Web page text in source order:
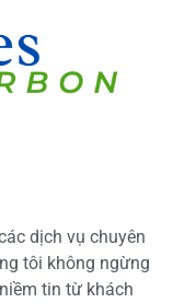
dịch vụ chuyên
tôi không ngừng
tin từ khách